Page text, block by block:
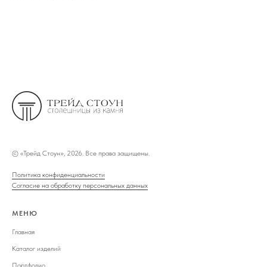
© «Трейд Стоун», 2026. Все права защищены.
Политика конфиденциальности
Согласие на обработку персональных данных
МЕНЮ
Главная
Каталог изделий
Портфолио